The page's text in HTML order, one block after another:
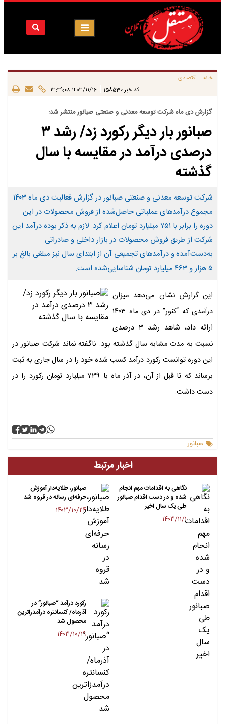
خانه | اقتصادی
کد خبر 158530 ۱۴۰۳/۱۱/۱۶ ۱۳:۴۹:۰۸
گزارش دی ماه شرکت توسعه معدنی و صنعتی صبانور منتشر شد:
صبانور بار دیگر رکورد زد/ رشد ۳
درصدی درآمد در مقایسه با سال
گذشته
شرکت توسعه معدنی و صنعتی صبانور در گزارش فعالیت دی ماه ۱۴۰۳
مجموع درآمد‌های عملیاتی حاصل‌شده از فروش محصولات در این
دوره را برابر با ۷۵۱ میلیارد تومان اعلام کرد. لازم به ذکر بوده درآمد این
شرکت از طریق فروش محصولات در بازار داخلی و صادراتی
به‌دست‌آمده و درآمدهای تجمیعی آن از ابتدای سال نیز مبلغی بالغ ‌بر
۵ هزار و ۴۶۳ میلیارد تومان شناسایی‌شده است.
این گزارش نشان می‌دهد میزان
درآمدی که “کنور” در دی ماه ۱۴۰۳
ارائه داد، شاهد رشد ۳ درصدی
نسبت به مدت مشابه سال گذشته بود. ناگفته نماند شرکت صبانور در
این دوره توانست رکورد درآمد کسب شده خود را در سال جاری به ثبت
برساند که تا قبل از آن، در آذر ماه با ۷۳۹ میلیارد تومان رکورد را در
دست داشت.
صبانور
اخبار مرتبط
نگاهی به اقدامات مهم انجام
شده و در دست اقدام صبانور
طی یک سال اخیر
۱۴۰۳/۱۱/۱
صبانور، طلایه‌دار آموزش
حرفه‌ای رسانه در قروه شد
۱۴۰۳/۱۰/۲۴
رکورد درآمد “صبانور” در
آذرماه/ کنسانتره درآمدزاترین
محصول شد
۱۴۰۳/۱۰/۱۹